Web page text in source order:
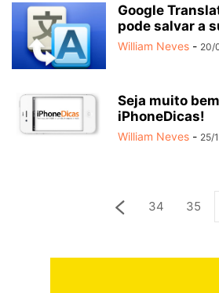
Google
pode salvar a
William Neves - 20/
Seja muito
iPhoneDicas!
William Neves - 25/
34 35